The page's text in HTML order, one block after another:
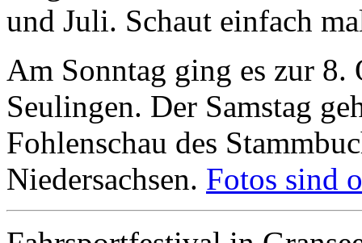
und Juli. Schaut einfach
Am Sonntag ging es zur 8.
Seulingen. Der Samstag
Fohlenschau des
Niedersachsen. Fotos sind